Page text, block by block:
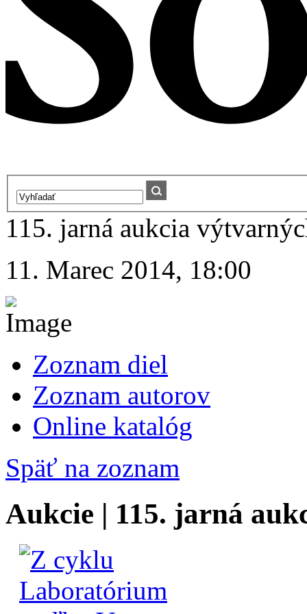
115. jarná aukcia
11. Marec 2014, 18:00
Zoznam diel
Zoznam autorov
Online katalóg
Späť na zoznam
Aukcie | 115. jarná